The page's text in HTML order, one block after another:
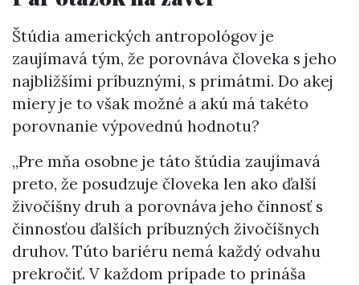
Štúdia amerických antropológov je
zaujímavá tým, že porovnáva človeka s jeho
najbližšími príbuznými, s primátmi. Do akej
miery je to však možné a akú má takéto
porovnanie výpovednú hodnotu?
„Pre mňa osobne je táto štúdia zaujímavá
preto, že posudzuje človeka len ako ďalší
živočíšny druh a porovnáva jeho činnosť s
činnosťou ďalších príbuzných živočíšnych
druhov. Túto bariéru nemá každý odvahu
prekročiť. V každom prípade to prináša